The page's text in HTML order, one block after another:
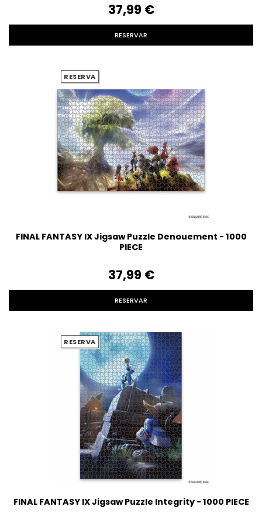
37,99‎ ‎€
RESERVAR
RESERVA
FINAL FANTASY IX Jigsaw Puzzle Denouement - 1000
PIECE
37,99‎ ‎€
RESERVAR
RESERVA
FINAL FANTASY IX Jigsaw Puzzle Integrity - 1000 PIECE